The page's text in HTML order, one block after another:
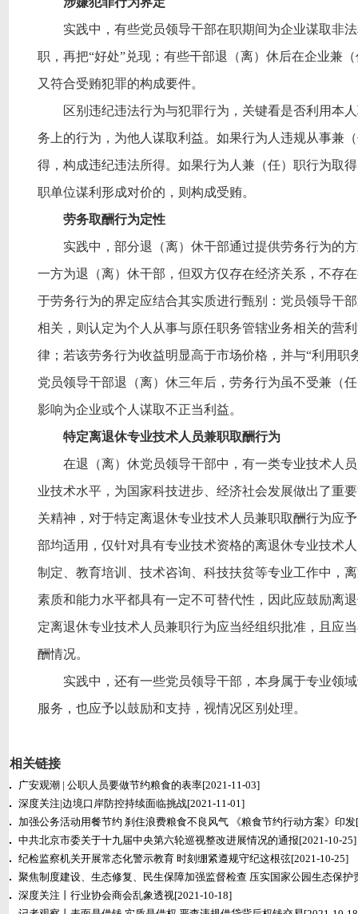
实践中，有些党员领导干部在职期间为企业谋取非
职，再把“好处”兑现；有些干部退（离）休后在企业兼
又符合受贿犯罪的构成要件。
区别违纪违法行为与犯罪行为，关键看是否利用本
务上的行为，为他人谋取利益。如果行为人违规从事兼
得，构成违纪违法所得。如果行为人兼（任）职行为取
职单位谋利形成对价的，则构成受贿。
劳务取酬行为定性
实践中，部分退（离）休干部通过提供劳务行为的
一方为退（离）休干部，但双方仅存在经济关系，不存
于劳务行为的界定应结合其实质进行甄别：党员领导干
相关，则认定为个人从事与原任职务管辖业务相关的营
律；若该劳务行为收益明显高于市场价格，并与“利用职
党员领导干部退（离）休三年后，劳务行为虽不受兼（
影响为企业或个人谋取不正当利益。
特定离退休专业技术人员兼职取酬行为
在退（离）休党员领导干部中，有一类专业技术人
业技术水平，为国家科技进步、经济社会发展做出了重
关精神，对于特定离退休专业技术人员兼职取酬行为应
部均适用，仅针对具有专业技术资格的离退休专业技术
制定、教育培训、技术咨询、科技扶贫等专业工作中，
素质和能力水平都具有一定不可替代性，因此应鼓励离
定离退休专业技术人员兼职行为应当经组织批准，且应
酬情况。
实践中，还有一些党员领导干部，本身属于专业领
服务，也应予以鼓励和支持，视情况区别处理。
相关链接
广安观潮 | 公职人员要做节约粮食的表率[2021-11-03]
深度关注|边境口岸防控持续面临挑战[2021-11-01]
加强公务活动用餐节约 刹住浪费粮食不良风气 《粮食节约行动方案》印发
中共北京市委关于十九届中央第六轮巡视整改进展情况的通报[2021-10-25]
纪检监察机关开展常态化警示教育 时刻绷紧遵规守纪这根弦[2021-10-25]
聚焦制度建设、生态修复、民生保障加强监督检查 压实国家公园生态保护
深度关注丨行业协会商会乱象透视[2021-10-18]